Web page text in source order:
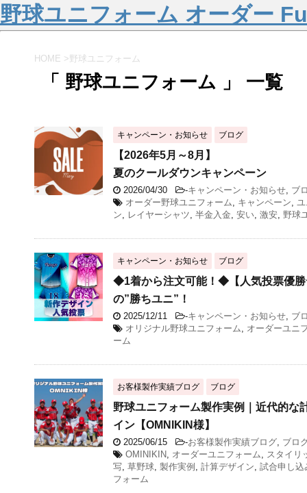
野球ユニフォーム オーダー
HOME >野球ユニフォーム
「 野球ユニフォーム 」 一覧
キャンペーン・お知らせ ブログ
【2026年5月～8月】
夏のクールダウンキャンペーン
2026/04/30 -キャンペーン・お知らせ, ブ
オーダー野球ユニフォーム, キャンペーン,
ン, レイヤーシャツ, 半金入金, 安い, 激安, 野球
キャンペーン・お知らせ ブログ
◆1着から注文可能！◆【人気投票優勝
の”勝ちユニ”！
2025/12/11 -キャンペーン・お知らせ, ブ
オリジナル野球ユニフォーム, オーダーユニ
ーム
お客様製作実績ブログ ブログ
野球ユニフォーム製作実例｜近代的な
イン【OMNIKIN様】
2025/06/15 -お客様製作実績ブログ, ブロ
OMINIKIN, オーダーユニフォーム, スタイリ
写, 草野球, 製作実例 , 計算デザイン, 試合申し込
フォーム